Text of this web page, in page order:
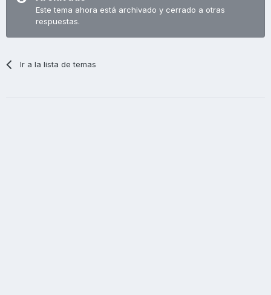
Este tema ahora está archivado y cerrado a otras
respuestas.
Ir a la lista de temas